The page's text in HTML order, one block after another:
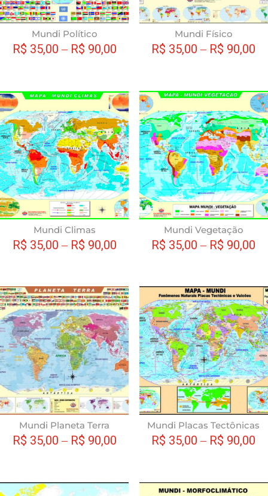
Mundi Político
R$ 35,00 – R$ 90,00
ser
Mundi Físico
R$ 35,00 – R$ 90,00
Mundi Climas
R$ 35,00 – R$ 90,00
Este
produto
tem
várias
variantes.
As
opções
podem
ser
escolhidasMundi Vegetação
R$ 35,00 – R$ 90,00
Mundi Planeta Terra
R$ 35,00 – R$ 90,00
Este
produto
tem
várias
variantes.
As
opções
podem
ser
escolhidas
Mundi Placas Tectônicas
R$ 35,00 – R$ 90,00